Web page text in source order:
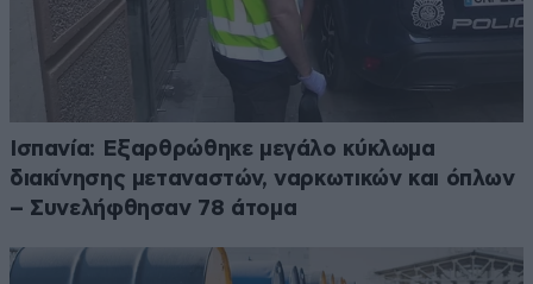
Ισπανία: Εξαρθρώθηκε μεγάλο κύκλωμα
διακίνησης μεταναστών, ναρκωτικών και όπλων
– Συνελήφθησαν 78 άτομα